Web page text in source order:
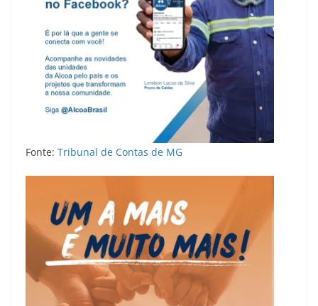
Fonte: Tribunal de Contas de MG